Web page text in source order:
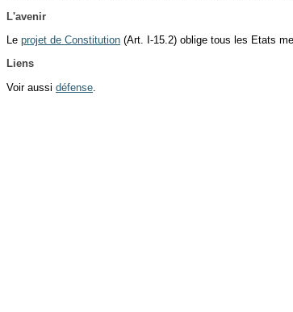
L'avenir
Le projet de Constitution (Art. I-15.2) oblige tous les Etats
Liens
Voir aussi défense